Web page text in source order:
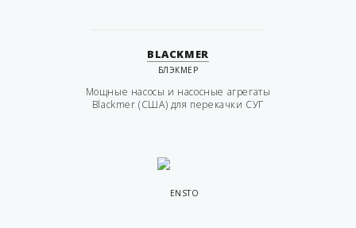
BLACKMER
БЛЭКМЕР
Мощные насосы и насосные агрегаты
Blackmer (США) для перекачки СУГ